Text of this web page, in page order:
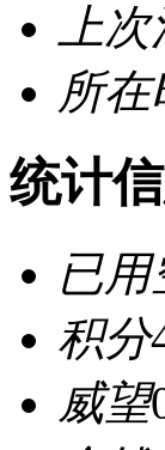
上
所在
统计
已用
积分
威望